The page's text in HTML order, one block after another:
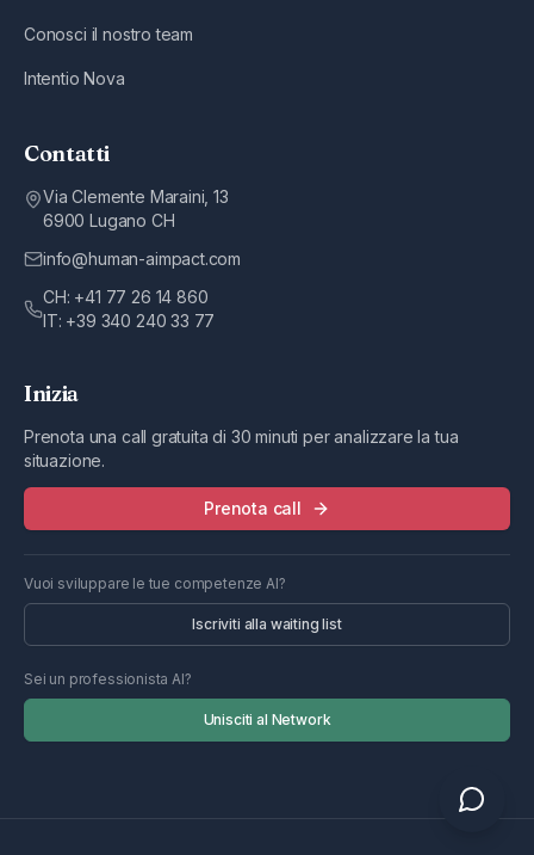
Conosci il nostro team
Intentio Nova
Contatti
Via Clemente Maraini, 13
6900 Lugano CH
info@human-aimpact.com
CH: +41 77 26 14 860
IT: +39 340 240 33 77
Inizia
Prenota una call gratuita di 30 minuti per analizzare la tua
situazione.
Prenota call
Vuoi sviluppare le tue competenze AI?
Iscriviti alla waiting list
Sei un professionista AI?
Unisciti al Network